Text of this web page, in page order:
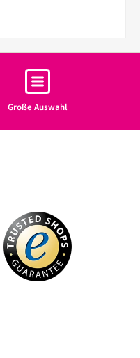
Große Auswahl